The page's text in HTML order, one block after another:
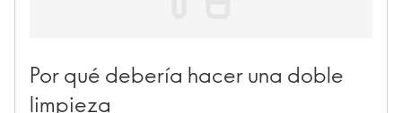
Por qué debería hacer una doble
limpieza